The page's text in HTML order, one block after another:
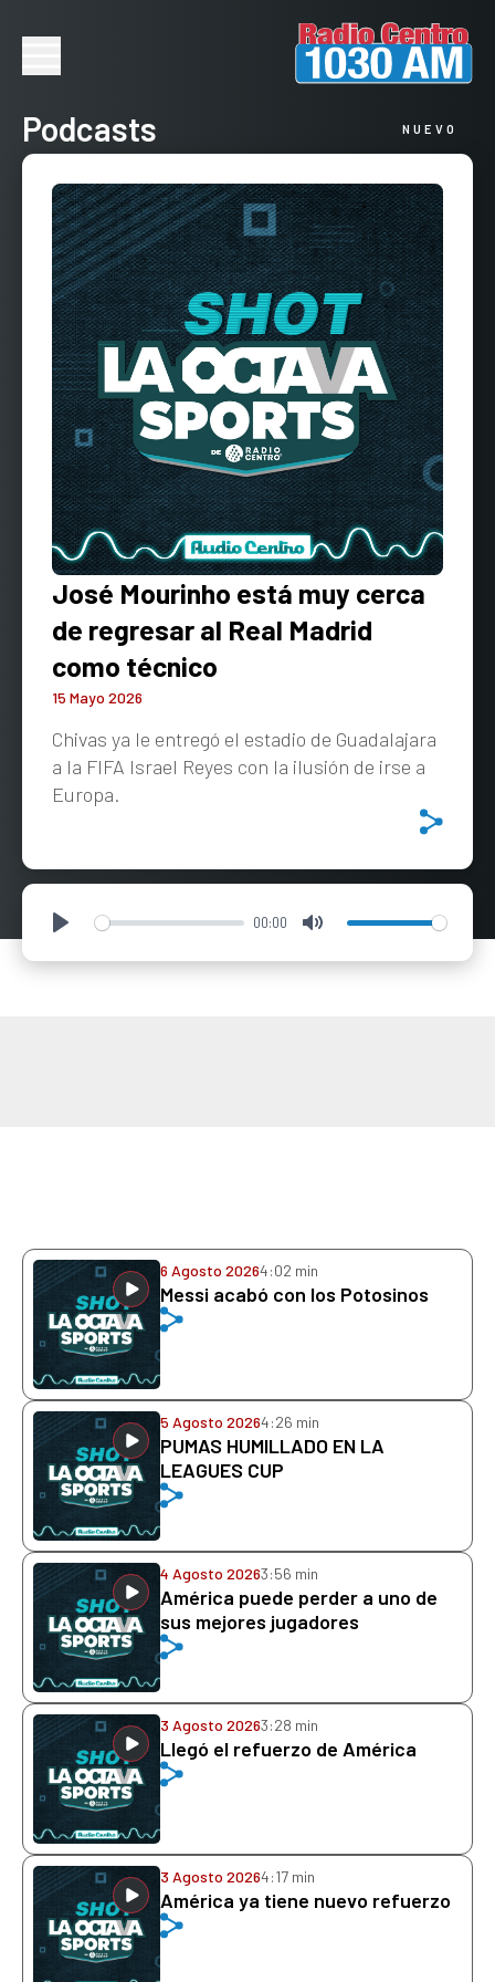
Podcasts NUEVO
José Mourinho está muy cerca
de regresar al Real Madrid
como técnico
15 Mayo 2026
Chivas ya le entregó el estadio de Guadalajara
a la FIFA Israel Reyes con la ilusión de irse a
Europa.
Play 00:00 Mute
6 Agosto 20264:02 min
Messi acabó con los Potosinos
5 Agosto 20264:26 min
PUMAS HUMILLADO EN LA
LEAGUES CUP
4 Agosto 20263:56 min
América puede perder a uno de
sus mejores jugadores
3 Agosto 20263:28 min
Llegó el refuerzo de América
3 Agosto 20264:17 min
América ya tiene nuevo refuerzo